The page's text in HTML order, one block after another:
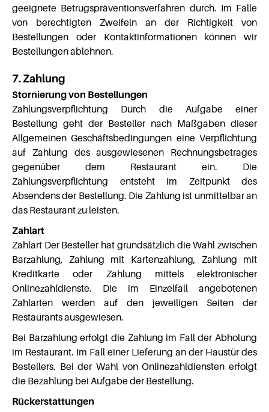
geeignete Betrugspräventionsverfahren durch. Im Falle
von berechtigten Zweifeln an der Richtigkeit von
Bestellungen oder Kontaktinformationen können wir
Bestellungen ablehnen.
7. Zahlung
Stornierung von Bestellungen
Zahlungsverpflichtung Durch die Aufgabe einer
Bestellung geht der Besteller nach Maßgaben dieser
Allgemeinen Geschäftsbedingungen eine Verpflichtung
auf Zahlung des ausgewiesenen Rechnungsbetrages
gegenüber dem Restaurant ein. Die
Zahlungsverpflichtung entsteht im Zeitpunkt des
Absendens der Bestellung. Die Zahlung ist unmittelbar an
das Restaurant zu leisten.
Zahlart
Zahlart Der Besteller hat grundsätzlich die Wahl zwischen
Barzahlung, Zahlung mit Kartenzahlung, Zahlung mit
Kreditkarte oder Zahlung mittels elektronischer
Onlinezahldienste. Die im Einzelfall angebotenen
Zahlarten werden auf den jeweiligen Seiten der
Restaurants ausgewiesen.
Bei Barzahlung erfolgt die Zahlung im Fall der Abholung
im Restaurant. Im Fall einer Lieferung an der Haustür des
Bestellers. Bei der Wahl von Onlinezahldiensten erfolgt
die Bezahlung bei Aufgabe der Bestellung.
Rückerstattungen